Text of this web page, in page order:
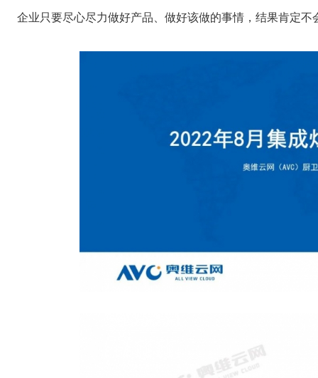
企业只要尽心尽力做好产品、做好该做的事情，结果肯定不